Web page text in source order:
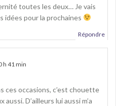
toutes les deux… Je vais
pour la prochaines
Répondre
h 41 min
ces occasions, c’est chouette
D’ailleurs lui aussi m’a